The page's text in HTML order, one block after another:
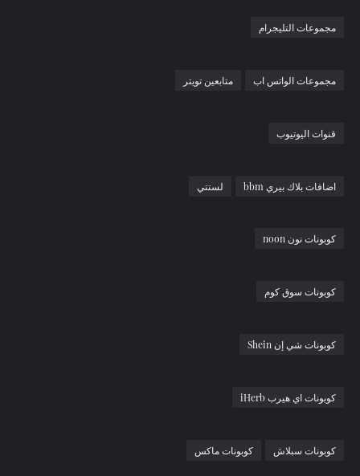
مجموعات التليجرام
مجموعات الواتس اب متابعين تويتر
قنوات اليوتيوب
اضافات بلاك بيري bbm لستتي
كوبونات نون noon
كوبونات سوق كوم
كوبونات شي إن Shein
كوبونات اي هيرب iHerb
كوبونات سبلاش كوبونات ماكس